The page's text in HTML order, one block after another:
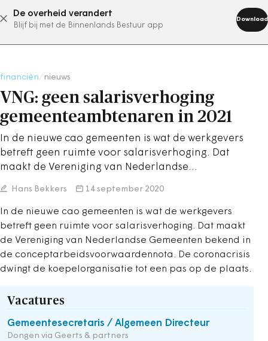
De overheid verandert
Blijf bij met de Binnenlands Bestuur app
Download
abonneer nu
financiën nieuws
VNG: geen salarisverhoging
gemeenteambtenaren in 2021
In de nieuwe cao gemeenten is wat de werkgevers
betreft geen ruimte voor salarisverhoging. Dat
maakt de Vereniging van Nederlandse…
Hans Bekkers 14 september 2020
In de nieuwe cao gemeenten is wat de werkgevers
betreft geen ruimte voor salarisverhoging. Dat maakt
de Vereniging van Nederlandse Gemeenten bekend in
de conceptarbeidsvoorwaardennota. De coronacrisis
dwingt de koepelorganisatie tot een pas op de plaats.
Vacatures
Gemeentesecretaris / Algemeen Directeur
Dongen via Geerts & partners